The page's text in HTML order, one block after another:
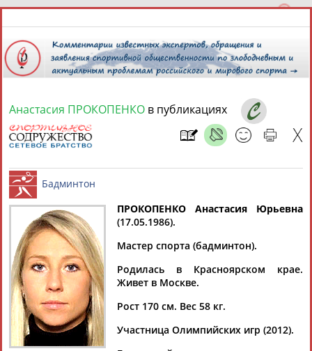
6 августа 2026 года,
СПОРТСМЕНЫ, ТРЕНЕРЫ И СПЕЦИАЛИСТЫ
Найдено: 1персона Расширенный поиск
Анастасия
ПРОКОПЕНКО
Анастасия ПРОКОПЕНКО в публикациях
Бадминтон
ПРОКОПЕНКО Анастасия Юрьевна
(17.05.1986).
Мастер спорта (бадминтон).
Родилась в Красноярском крае.
Живет в Москве.
Рост 170 см. Вес 58 кг.
Участница Олимпийских игр (2012).